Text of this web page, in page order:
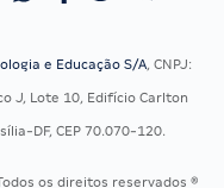
e Educação S/A, CNPJ:
J, Lote 10, Edifício Carlton
DF, CEP 70.070-120.
os direitos reservados ®